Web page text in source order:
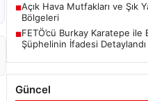
■Açık Hava Mutfakları ve Şık
Bölgeleri
■FETÖ’cü Burkay Karatepe ile
Şüphelinin İfadesi Detaylandı
Güncel